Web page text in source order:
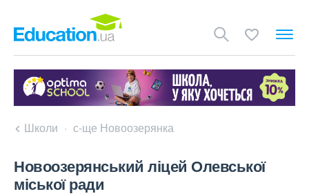
Школи с-ще Новоозерянка
Новоозерянський ліцей Олевської
міської ради